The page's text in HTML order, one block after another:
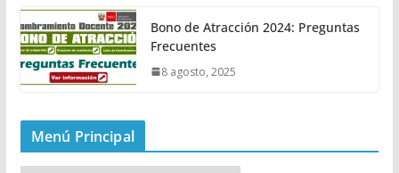
Bono de Atracción 2024: Preguntas
Frecuentes
8 agosto, 2025
Menú Principal